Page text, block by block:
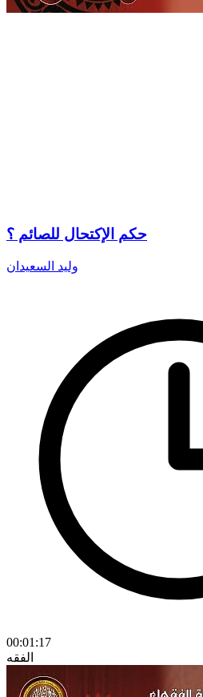
حكم الإكتحال للصائم ؟
وليد السعيدان
00:01:17
الفقه